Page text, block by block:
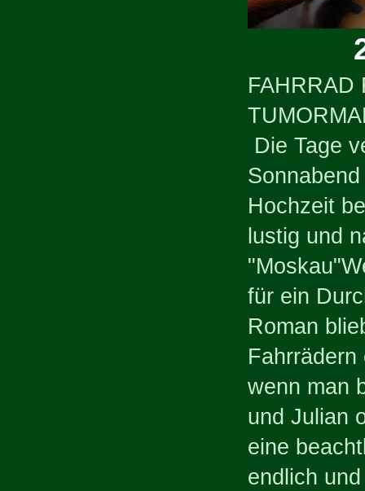
FAHRRAD
Die Tage
Hochzeit
lustig und
für ein
Roman
wenn man
und Julian
eine
endlich